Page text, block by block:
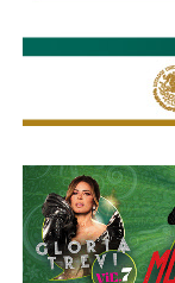
que la dejó al
pasada, hasta
necesario para
su principal
con proyectos de
del Metro de
El vínculo de
participación